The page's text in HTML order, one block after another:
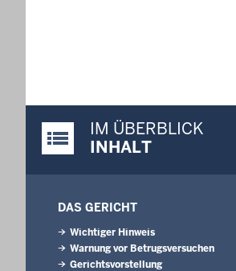
Justiz-Portal im Überblick:
IM ÜBERBLICK
INHALT
DAS GERICHT
Wichtiger Hinweis
Warnung vor Betrugsversuchen
Gerichtsvorstellung